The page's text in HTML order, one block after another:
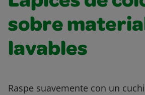
sobre
lavables
Raspe suavemente con un